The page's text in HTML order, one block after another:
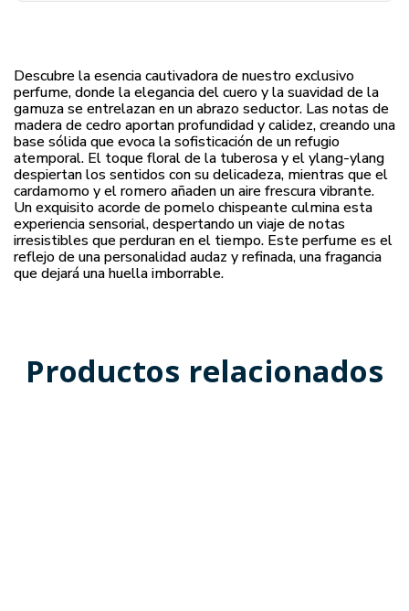
Descubre la esencia cautivadora de nuestro exclusivo
perfume, donde la elegancia del cuero y la suavidad de la
gamuza se entrelazan en un abrazo seductor. Las notas de
madera de cedro aportan profundidad y calidez, creando una
base sólida que evoca la sofisticación de un refugio
atemporal. El toque floral de la tuberosa y el ylang-ylang
despiertan los sentidos con su delicadeza, mientras que el
cardamomo y el romero añaden un aire frescura vibrante.
Un exquisito acorde de pomelo chispeante culmina esta
experiencia sensorial, despertando un viaje de notas
irresistibles que perduran en el tiempo. Este perfume es el
reflejo de una personalidad audaz y refinada, una fragancia
que dejará una huella imborrable.
Productos relacionados